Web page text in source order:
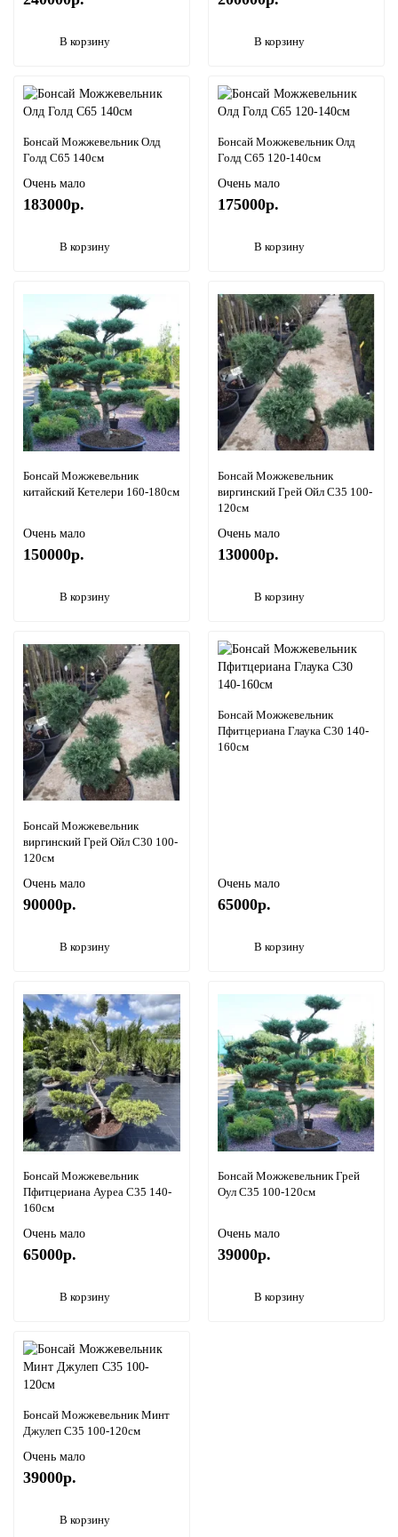
В корзину В корзину
Бонсай Можжевельник Олд
Голд С65 140см
Очень мало
183000р.
В корзину
Бонсай Можжевельник Олд
Голд С65 120-140см
Очень мало
175000р.
В корзину
Бонсай Можжевельник
китайский Кетелери 160-180см
Очень мало
150000р.
В корзину
Бонсай Можжевельник
виргинский Грей Ойл С35 100-
120см
Очень мало
130000р.
В корзину
Бонсай Можжевельник
виргинский Грей Ойл С30 100-
120см
Очень мало
90000р.
В корзину
Бонсай Можжевельник
Пфитцериана Глаука С30 140-
160см
Очень мало
65000р.
В корзину
Бонсай Можжевельник
Пфитцериана Ауреа С35 140-
160см
Очень мало
65000р.
В корзину
Бонсай Можжевельник Грей
Оул С35 100-120см
Очень мало
39000р.
В корзину
Бонсай Можжевельник Минт
Джулеп С35 100-120см
Очень мало
39000р.
В корзину